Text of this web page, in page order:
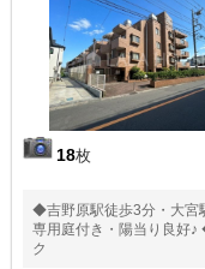
18枚
◆吉野原駅徒歩3分・大宮
専用庭付き・陽当り良好
ク